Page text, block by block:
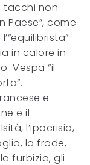
tacchi non
come
in calore in
Vespa “il
e
e il
l’ipocrisia,
la frode,
furbizia, gli